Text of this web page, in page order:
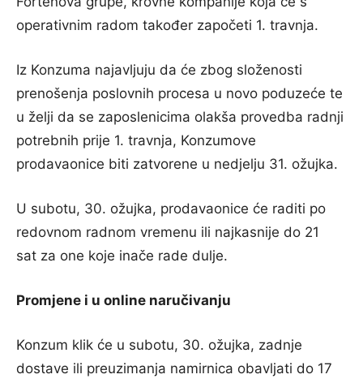
operativnim radom također započeti 1. travnja.
Iz Konzuma najavljuju da će zbog složenosti
prenošenja poslovnih procesa u novo poduzeće te
u želji da se zaposlenicima olakša provedba radnji
potrebnih prije 1. travnja, Konzumove
prodavaonice biti zatvorene u nedjelju 31. ožujka.
U subotu, 30. ožujka, prodavaonice će raditi po
redovnom radnom vremenu ili najkasnije do 21
sat za one koje inače rade dulje.
Promjene i u online naručivanju
Konzum klik će u subotu, 30. ožujka, zadnje
dostave ili preuzimanja namirnica obavljati do 17